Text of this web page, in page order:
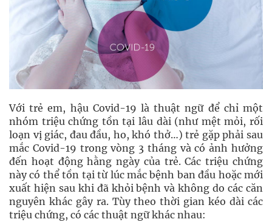
Với trẻ em, hậu Covid-19 là thuật ngữ để chỉ một
nhóm triệu chứng tồn tại lâu dài (như mệt mỏi, rối
loạn vị giác, đau đầu, ho, khó thở…) trẻ gặp phải sau
mắc Covid-19 trong vòng 3 tháng và có ảnh hưởng
đến hoạt động hằng ngày của trẻ. Các triệu chứng
này có thể tồn tại từ lúc mắc bệnh ban đầu hoặc mới
xuất hiện sau khi đã khỏi bệnh và không do các căn
nguyên khác gây ra. Tùy theo thời gian kéo dài các
triệu chứng, có các thuật ngữ khác nhau: